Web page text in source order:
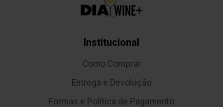
Institucional
Como Comprar
Entrega e Devolução
Formas e Política de Pagamento